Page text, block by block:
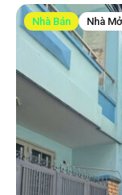
Nhà Bán Nhà Mở